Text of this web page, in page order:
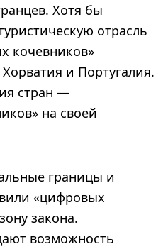
Хотя бы
отрасль
кочевников»
и Португалия.
стран —
на своей
границы и
«цифровых
закона.
возможность